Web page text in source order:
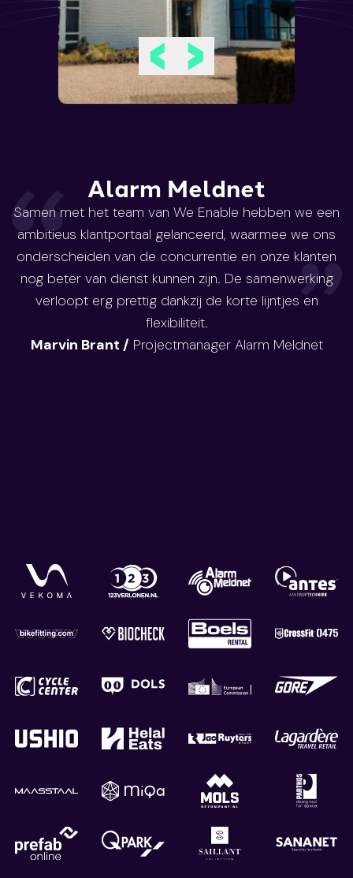
“ ”
Alarm Meldnet
Samen met het team van We Enable hebben we een
ambitieus klantportaal gelanceerd, waarmee we ons
onderscheiden van de concurrentie en onze klanten
nog beter van dienst kunnen zijn. De samenwerking
verloopt erg prettig dankzij de korte lijntjes en
flexibiliteit.
Marvin Brant / Projectmanager Alarm Meldnet